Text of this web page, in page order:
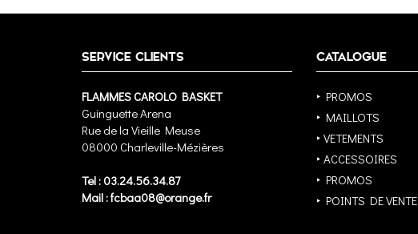
SERVICE CLIENTS
FLAMMES CAROLO BASKET
Guinguette Arena
Rue de la Vieille Meuse
08000 Charleville-Mézières
Tel : 03.24.56.34.87
Mail : fcbaa08@orange.fr
CATALOGUE
‣ PROMOS
‣ MAILLOTS
‣ VETEMENTS
‣ ACCESSOIRES
‣ PROMOS
‣ POINTS DE VENTE